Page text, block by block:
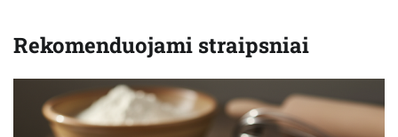
Rekomenduojami straipsniai